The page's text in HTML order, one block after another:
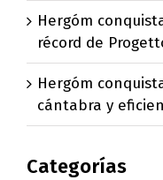
Hergóm
récord de
Hergóm
cántabra y
Categorías